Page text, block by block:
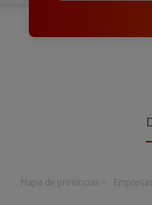
Mapa de provincias